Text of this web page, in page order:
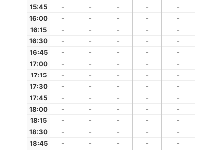
15:45
- - - -
-
16:00
- - - -
-
16:15
- - - -
-
16:30
- - - -
-
16:45
- - - -
-
17:00
- - - -
-
17:15
- - - -
-
17:30
- - - -
-
17:45
- - - -
-
18:00
- - - -
-
18:15
- - - -
-
18:30
- - - -
-
18:45
- - - -
-